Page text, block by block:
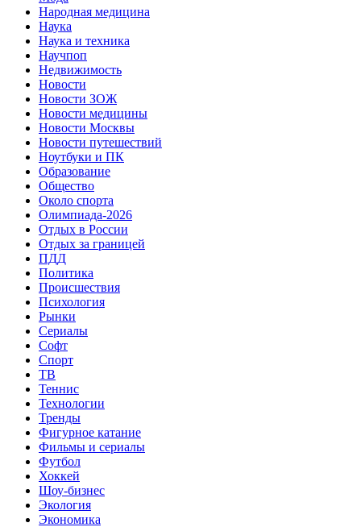
Народная медицина
Наука
Наука и техника
Научпоп
Недвижимость
Новости
Новости ЗОЖ
Новости медицины
Новости Москвы
Новости путешествий
Ноутбуки и ПК
Образование
Общество
Около спорта
Олимпиада-2026
Отдых в России
Отдых за границей
ПДД
Политика
Происшествия
Психология
Рынки
Сериалы
Софт
Спорт
ТВ
Теннис
Технологии
Тренды
Фигурное катание
Фильмы и сериалы
Футбол
Хоккей
Шоу-бизнес
Экология
Экономика